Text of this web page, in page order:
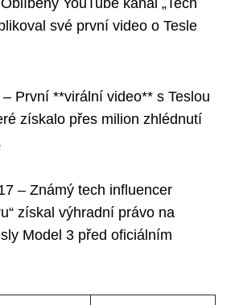
YouTube kanál „Tech
své první video o Tesle
První **virální video** s Teslou
získalo přes milion zhlédnutí
– Známý tech influencer
získal výhradní právo na
Model 3 před oficiálním